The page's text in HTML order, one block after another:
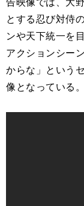
とする忍び対侍
ンや天下統一を
アクションシー
からな」という
像となっている